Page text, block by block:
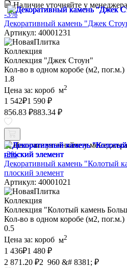
Наличие уточняйте у менеджера
-3%
Декоративный камень "Джек
Артикул: 40001231
Коллекция
Коллекция "Джек Стоун"
Кол-во в одном коробе (м2, пог.м.)
1.8
Цена за: короб м2
1 542₽1 590 ₽
856.83 ₽883.34 ₽
Наличие уточняйте у менеджера
-3%
Декоративный камень "Колотый
плоский элемент
Артикул: 40001021
Коллекция
Коллекция "Колотый камень
Кол-во в одном коробе (м2, пог.м.)
0.5
Цена за: короб м2
1 436₽1 480 ₽
2 871.20 ₽2 960 &# 8381; ₽